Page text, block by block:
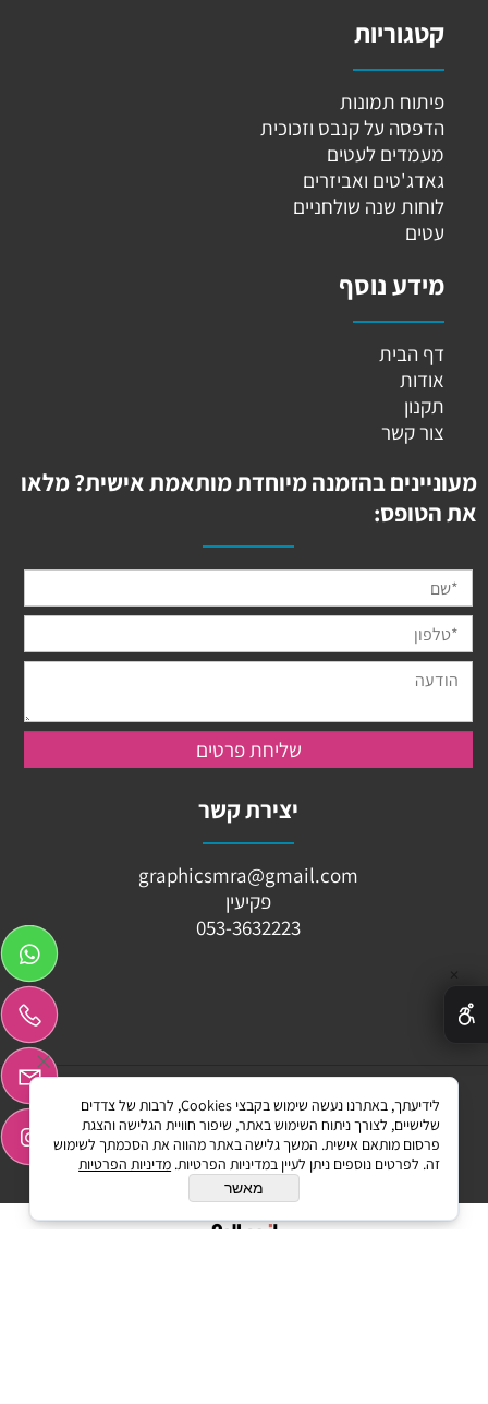
קטגוריות
פיתוח תמונות
הדפסה על קנבס וזכוכית
מעמדים לעטים
גאדג'טים ואביזרים
לוחות שנה שולחניים
עטים
מידע נוסף
דף הבית
אודות
תקנון
צור קשר
מעוניינים בהזמנה מיוחדת מותאמת אישית? מלאו
את הטופס:
יצירת קשר
graphicsmra@gmail.com
פקיעין
053-3632223
לידיעתך, באתרנו נעשה שימוש בקבצי Cookies, לרבות של צדדים
שלישיים, לצורך ניתוח השימוש באתר, שיפור חוויית הגלישה והצגת
פרסום מותאם אישית. המשך גלישה באתר מהווה את הסכמתך לשימוש
זה. לפרטים נוספים ניתן לעיין במדיניות הפרטיות. מדיניות הפרטיות
מאשר